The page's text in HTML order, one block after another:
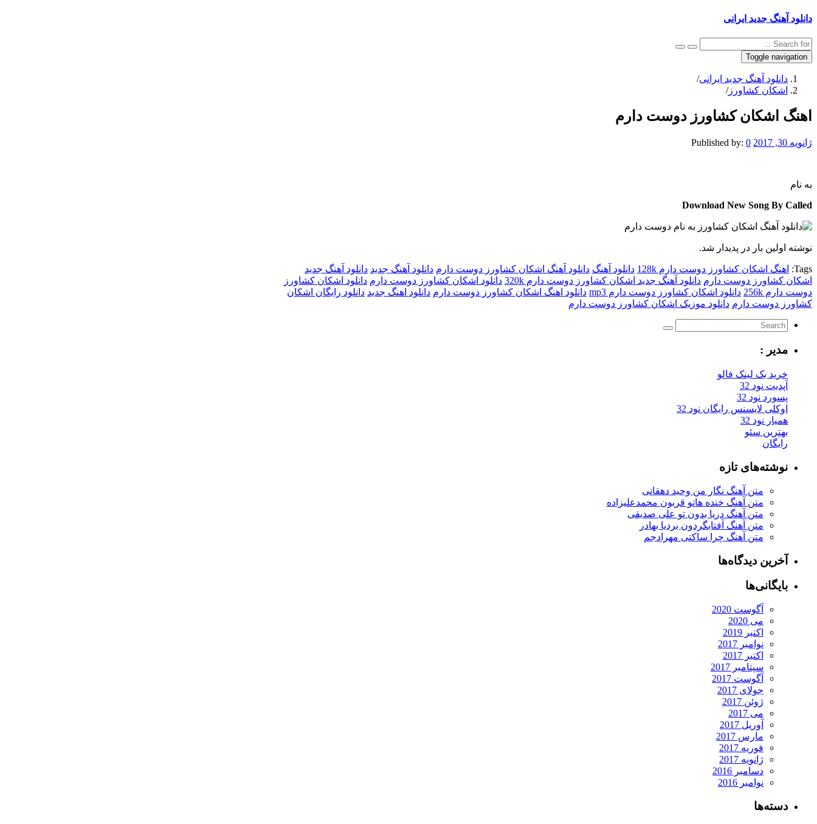
دانلود آهنگ جدید ایرانی
Toggle navigation
دانلود آهنگ جدید ایرانی/
اشکان کشاورز/
اهنگ اشکان کشاورز دوست دارم
ژانویه 30, 2017 Published by: 0
به نام
Download New Song By Called
نوشته اولین بار در پدیدار شد.
Tags: اهنگ اشکان کشاورز دوست دارم 128k دانلود آهنگ دانلود آهنگ اشکان کشاورز دوست دارم دانلود آهنگ جدید دانلود آهنگ جدید
اشکان کشاورز دوست دارم دانلود آهنگ جدید اشکان کشاورز دوست دارم 320k دانلود اشکان کشاورز دوست دارم دانلود اشکان کشاورز
دوست دارم 256k
دانلود اشکان کشاورز دوست دارم mp3 دانلود اهنگ اشکان کشاورز دوست دارم دانلود اهنگ جدید دانلود رایگان اشکان
کشاورز دوست دارم دانلود موزیک اشکان کشاورز دوست دارم
مدیر :
خرید بک لینک فالو
آپدیت نود 32
پسورد نود 32
اوکلی لایسنس رایگان نود 32
همیار نود 32
بهترین سئو
رایگان
نوشته‌های تازه
متن آهنگ نگار من وحید دهقانی
متن آهنگ خنده هاتو قربون محمدعلیزاده
متن آهنگ دریا بدون تو علی صدیقی
متن آهنگ آفتابگردون بردیا بهادر
متن آهنگ چرا ساکتی مهرادجم
آخرین دیدگاه‌ها
بایگانی‌ها
آگوست 2020
می 2020
اکتبر 2019
نوامبر 2017
اکتبر 2017
سپتامبر 2017
آگوست 2017
جولای 2017
ژوئن 2017
می 2017
آوریل 2017
مارس 2017
فوریه 2017
ژانویه 2017
دسامبر 2016
نوامبر 2016
دسته‌ها